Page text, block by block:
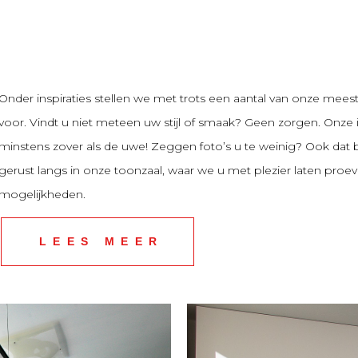
inspiraties stellen we met trots een aantal van onze
Vindt u niet meteen uw stijl of smaak? Geen zorgen. Onze
zover als de uwe! Zeggen foto’s u te weinig? Ook dat
langs in onze toonzaal, waar we u met plezier laten
LEES MEER